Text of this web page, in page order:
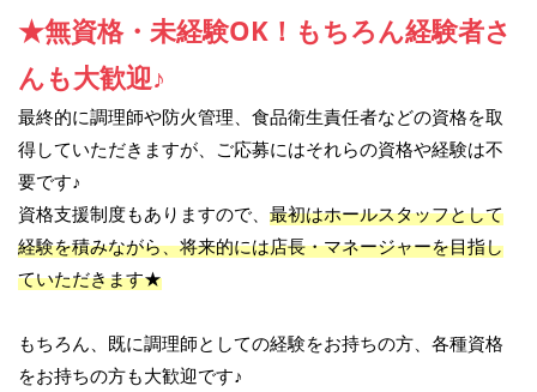
★無資格・未経験OK！もちろん経験者さ
んも大歓迎♪
最終的に調理師や防火管理、食品衛生責任者などの資格を取
得していただきますが、ご応募にはそれらの資格や経験は不
要です♪
資格支援制度もありますので、 最初はホールスタッフとして
経験を積みながら、将来的には店長・マネージャーを目指し
ていただきます★
もちろん、既に調理師としての経験をお持ちの方、各種資格
をお持ちの方も大歓迎です♪